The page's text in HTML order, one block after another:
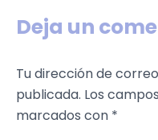
Deja un
Tu dirección de
publicada. Los
marcados con *